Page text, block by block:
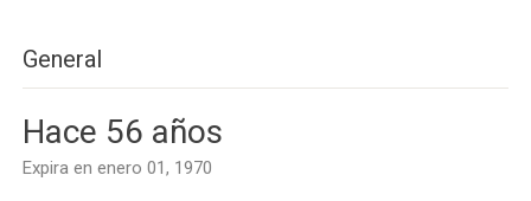
General
Hace 56 años
Expira en enero 01, 1970